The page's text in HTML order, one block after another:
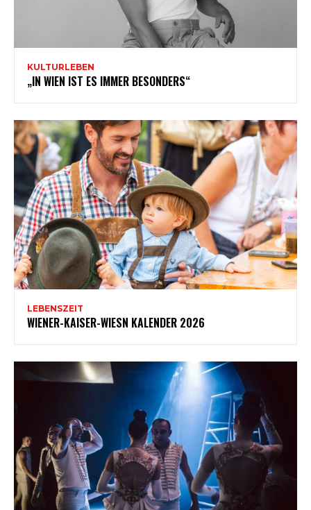
KULTURLEBEN
„IN WIEN IST ES IMMER BESONDERS“
LEBENSZEIT
WIENER-KAISER-WIESN KALENDER 2026